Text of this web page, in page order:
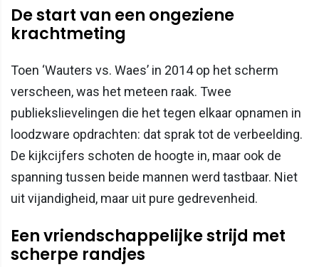
De start van een ongeziene
krachtmeting
Toen ‘Wauters vs. Waes’ in 2014 op het scherm
verscheen, was het meteen raak. Twee
publiekslievelingen die het tegen elkaar opnamen in
loodzware opdrachten: dat sprak tot de verbeelding.
De kijkcijfers schoten de hoogte in, maar ook de
spanning tussen beide mannen werd tastbaar. Niet
uit vijandigheid, maar uit pure gedrevenheid.
Een vriendschappelijke strijd met
scherpe randjes